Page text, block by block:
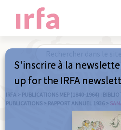
IRFA > PUBLICATIONS MEP (1840-1964) :
PUBLICATIONS > RAPPORT ANNUEL 1936 >
S'inscrire à la
up for the IRFA